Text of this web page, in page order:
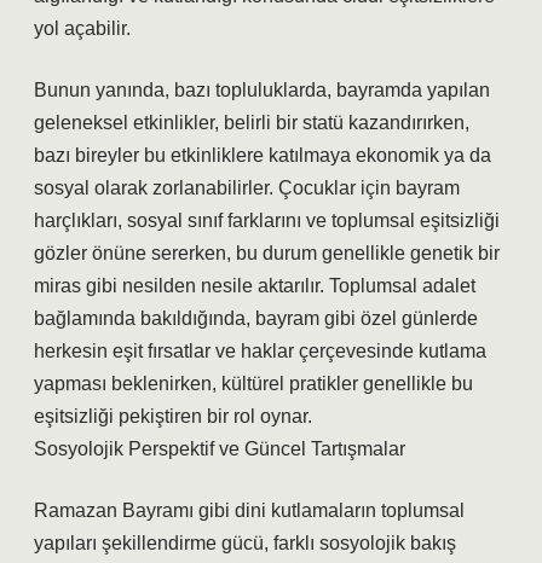
yol açabilir.
Bunun yanında, bazı topluluklarda, bayramda yapılan
geleneksel etkinlikler, belirli bir statü kazandırırken,
bazı bireyler bu etkinliklere katılmaya ekonomik ya da
sosyal olarak zorlanabilirler. Çocuklar için bayram
harçlıkları, sosyal sınıf farklarını ve toplumsal eşitsizliği
gözler önüne sererken, bu durum genellikle genetik bir
miras gibi nesilden nesile aktarılır. Toplumsal adalet
bağlamında bakıldığında, bayram gibi özel günlerde
herkesin eşit fırsatlar ve haklar çerçevesinde kutlama
yapması beklenirken, kültürel pratikler genellikle bu
eşitsizliği pekiştiren bir rol oynar.
Sosyolojik Perspektif ve Güncel Tartışmalar
Ramazan Bayramı gibi dini kutlamaların toplumsal
yapıları şekillendirme gücü, farklı sosyolojik bakış